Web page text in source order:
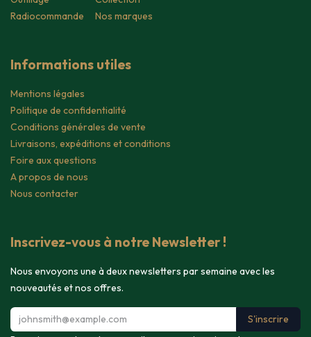
Radiocommande
Nos marques
Informations utiles
Mentions légales
Politique de confidentialité
Conditions générales de vente
Livraisons, expéditions et conditions
Foire aux questions
A propos de nous
Nous contacter
Inscrivez-vous à notre Newsletter !
Nous envoyons une à deux newsletters par semaine avec les
nouveautés et nos offres.
S'inscrire